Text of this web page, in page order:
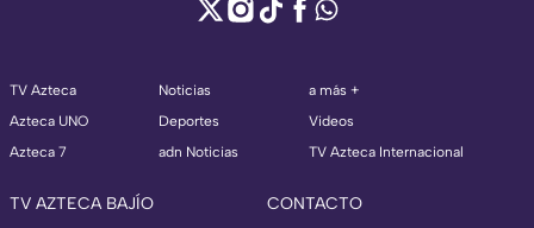
TV Azteca
Azteca UNO
Azteca 7
Noticias
Deportes
adn Noticias
a más +
Videos
TV Azteca Internacional
TV AZTECA BAJÍO CONTACTO